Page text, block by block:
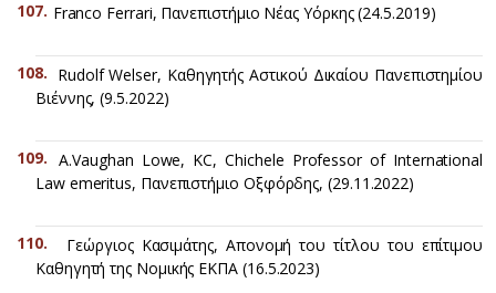
Franco Ferrari, Πανεπιστήμιο Νέας Υόρκης (24.5.2019)
Rudolf Welser, Καθηγητής Αστικού Δικαίου Πανεπιστημίου
Βιέννης, (9.5.2022)
A.Vaughan Lowe, KC, Chichele Professor of International
Law emeritus, Πανεπιστήμιο Οξφόρδης, (29.11.2022)
Γεώργιος Κασιμάτης, Απονομή του τίτλου του επίτιμου
Καθηγητή της Νομικής ΕΚΠΑ (16.5.2023)